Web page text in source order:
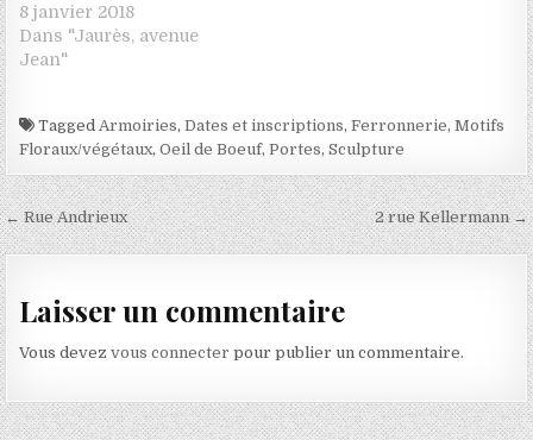
8 janvier 2018
Dans "Jaurès, avenue
Jean"
Tagged Armoiries,Dates et inscriptions,Ferronnerie,Motifs
Floraux/végétaux,Oeil de Boeuf,Portes,Sculpture
Navigation de l’article 2 rue Kellermann →
← Rue Andrieux
Laisser un commentaire
Vous devezvous connecter pour publier un commentaire.